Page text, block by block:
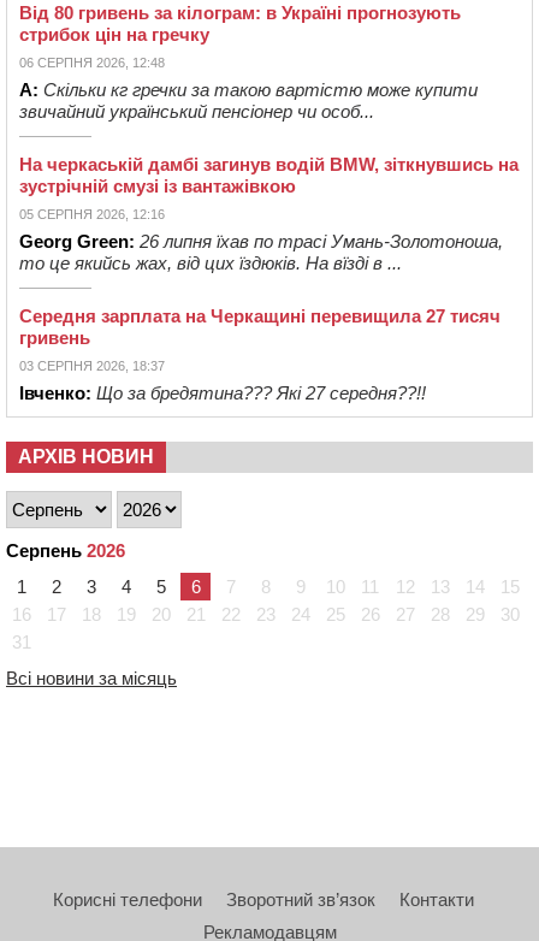
Від 80 гривень за кілограм: в Україні прогнозують
стрибок цін на гречку
06 СЕРПНЯ 2026, 12:48
А: Скільки кг гречки за такою вартістю може купити
звичайний український пенсіонер чи особ...
На черкаській дамбі загинув водій BMW, зіткнувшись на
зустрічній смузі із вантажівкою
05 СЕРПНЯ 2026, 12:16
Georg Green: 26 липня їхав по трасі Умань-Золотоноша,
то це якийсь жах, від цих їздюків. На вїзді в ...
Середня зарплата на Черкащині перевищила 27 тисяч
гривень
03 СЕРПНЯ 2026, 18:37
Івченко: Що за бредятина??? Які 27 середня??!!
АРХІВ НОВИН
Серпень 2026
1
2 3 4 5 6 7 8 9 10 11 12 13 14
15
16
17 18 19 20 21 22 23 24 25 26 27 28 29
30
31
Всі новини за місяць
Корисні телефони Зворотний зв’язок
Контакти
Рекламодавцям